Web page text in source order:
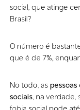
social, que atinge
Brasil?
O número é
que é de 7%,
No todo, as
sociais, na